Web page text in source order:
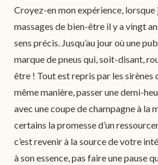
Croyez-en mon expérience, lorsque
massages de bien-être il y a vingt
sens précis. Jusqu’au jour où une
marque de pneus qui, soit-disant,
être ! Tout est repris par les sirènes
même manière, passer une demi-
avec une coupe de champagne à la
certains la promesse d’un
c’est revenir à la source de votre
à son essence, pas faire une pause